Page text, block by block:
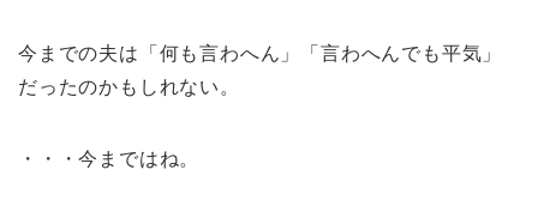
今までの夫は「何も言わへん」「言わへんでも平気」
だったのかもしれない。
・・・今まではね。